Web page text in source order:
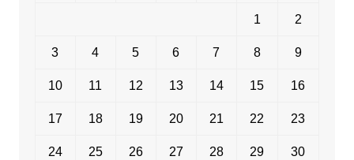
1 2
3 4 5 6 7 8 9
10 11 12 13 14 15 16
17 18 19 20 21 22 23
24 25 26 27 28 29 30